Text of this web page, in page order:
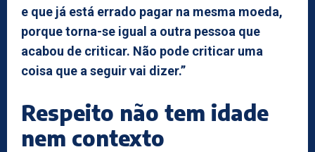
e que já está errado pagar na mesma moeda,
porque torna-se igual a outra pessoa que
acabou de criticar. Não pode criticar uma
coisa que a seguir vai dizer.”
Respeito não tem idade
nem contexto